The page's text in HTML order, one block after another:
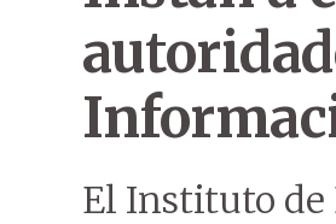
El Instituto de